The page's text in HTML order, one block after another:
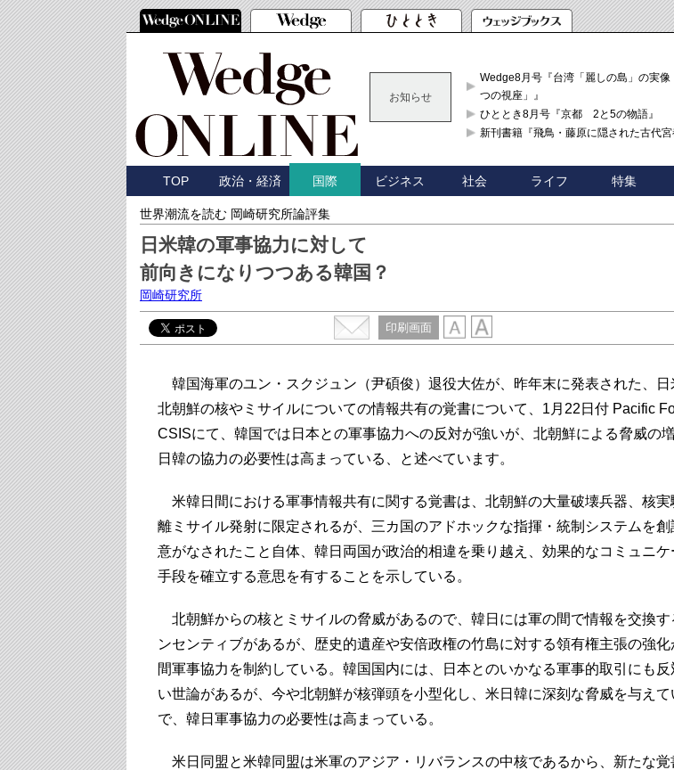
お知らせ
Wedge8月号『台湾「麗しの島」の実
つの視座」』
ひととき8月号『京都 2と5の物語』
新刊書籍『飛鳥・藤原に隠された古代宮
TOP 政治・経済 国際 ビジネス 社会 ライフ 特集
世界潮流を読む 岡崎研究所論評集
日米韓の軍事協力に対して
前向きになりつつある韓国？
岡崎研究所
印刷画面
韓国海軍のユン・スクジュン（尹碩俊）退役大佐が、昨年末に発表された、日
北朝鮮の核やミサイルについての情報共有の覚書について、1月22日付 Pacific
CSISにて、韓国では日本との軍事協力への反対が強いが、北朝鮮による脅威の
日韓の協力の必要性は高まっている、と述べています。
米韓日間における軍事情報共有に関する覚書は、北朝鮮の大量破壊兵器、核実
離ミサイル発射に限定されるが、三カ国のアドホックな指揮・統制システムを創
意がなされたこと自体、韓日両国が政治的相違を乗り越え、効果的なコミュニケ
手段を確立する意思を有することを示している。
北朝鮮からの核とミサイルの脅威があるので、韓日には軍の間で情報を交換す
ンセンティブがあるが、歴史的遺産や安倍政権の竹島に対する領有権主張の強化
間軍事協力を制約している。韓国国内には、日本とのいかなる軍事的取引にも反
い世論があるが、今や北朝鮮が核弾頭を小型化し、米日韓に深刻な脅威を与えて
で、韓日軍事協力の必要性は高まっている。
米日同盟と米韓同盟は米軍のアジア・リバランスの中核であるから、新たな覚